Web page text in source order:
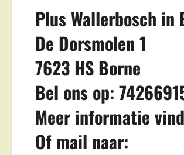
Plus Wallerbosch in
De Dorsmolen 1
7623 HS Borne
Bel ons op:
Meer informatie
Of mail naar: